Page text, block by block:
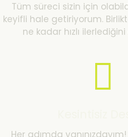
Tüm süreci sizin için
keyifli hale getiriyorum.
ne kadar hızlı
Her adımda